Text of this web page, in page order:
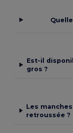
Est-il
gros ?
Les
retroussée ?